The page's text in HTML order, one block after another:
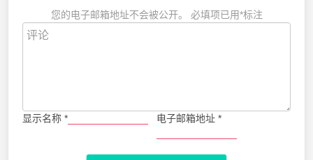
您的电子邮箱地址不会被公开。 必填项已用*标注
显示名称 * 电子邮箱地址 *